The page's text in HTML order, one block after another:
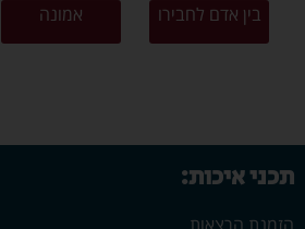
בין אדם לחבירו אמונה
תכני איכות:
הזמנת הרצאות